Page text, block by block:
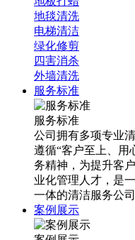
地毯清洗
电梯清洁
绿化修剪
四害消杀
外墙清洗
服务标准
服务标准
公司拥有多项专业
遵循“客户至上、用
务精神，为提升客
业化管理人才，是
一体的清洁服务公司
案例展示